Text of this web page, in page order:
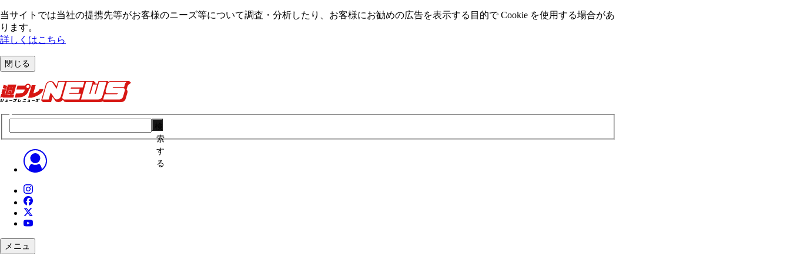
当サイトでは当社の提携先等がお客様のニーズ等について調査・分析したり、お客様にお勧めの広告を表⽰する⽬的で Cookie を使⽤する場合があ
ります。
詳しくはこちら
閉じる
索
す
る
メニュ